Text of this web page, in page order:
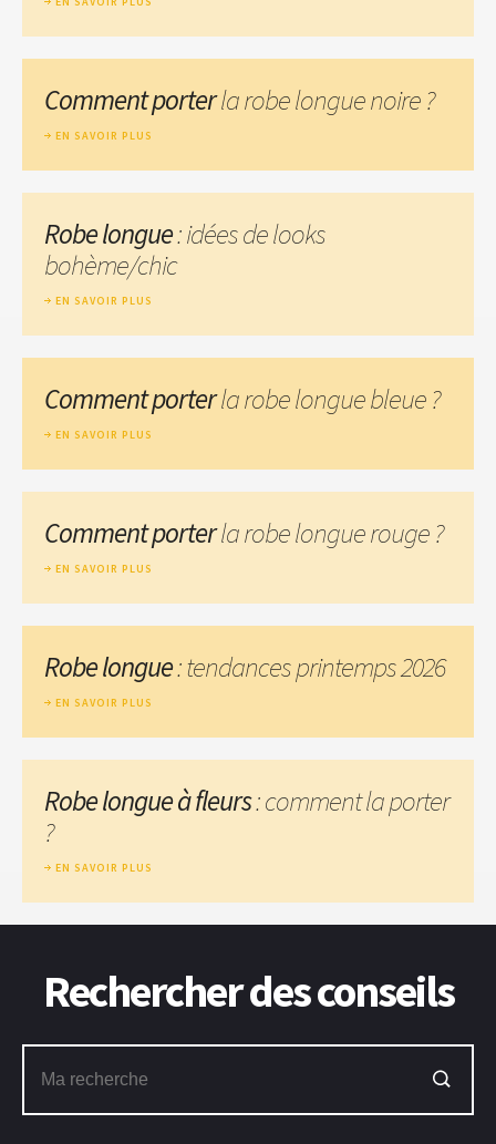
Comment porterla robe longue noire ?
EN SAVOIR PLUS
Robe longue: idées de looks
bohème/chic
EN SAVOIR PLUS
Comment porterla robe longue bleue ?
EN SAVOIR PLUS
Comment porterla robe longue rouge ?
EN SAVOIR PLUS
Robe longue: tendances printemps 2026
EN SAVOIR PLUS
Robe longue à fleurs: comment la porter
?
EN SAVOIR PLUS
Rechercher des conseils